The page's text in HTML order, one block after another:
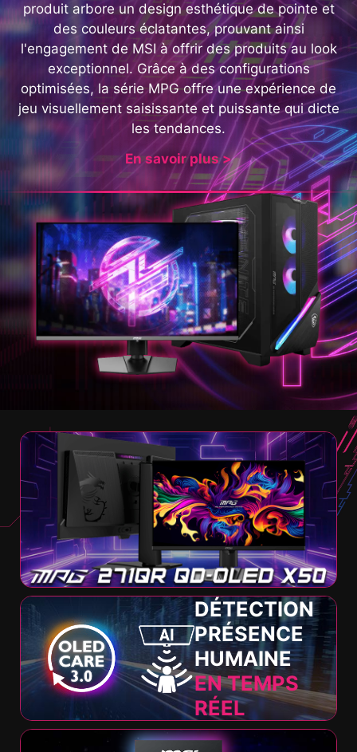
produit arbore un design esthétique de pointe et
des couleurs éclatantes, prouvant ainsi
l'engagement de MSI à offrir des produits au look
exceptionnel. Grâce à des configurations
optimisées, la série MPG offre une expérience de
jeu visuellement saisissante et puissante qui dicte
les tendances.
En savoir plus >
DÉTECTION
PRÉSENCE
HUMAINE
EN TEMPS
RÉEL